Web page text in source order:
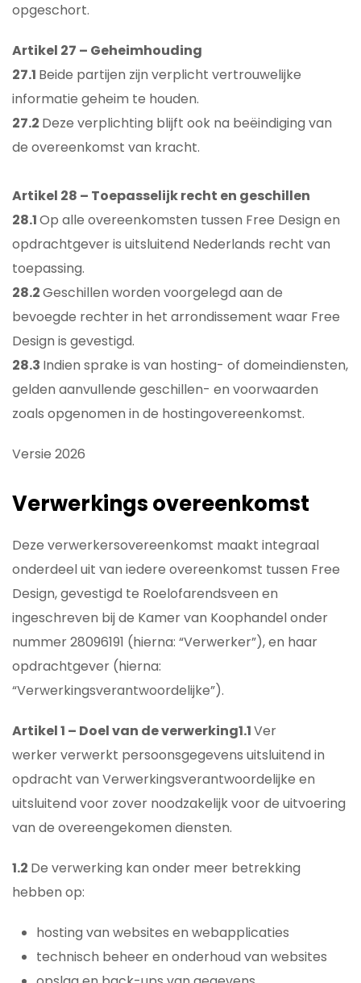
opgeschort.
Artikel 27 – Geheimhouding
27.1 Beide partijen zijn verplicht vertrouwelijke
informatie geheim te houden.
27.2 Deze verplichting blijft ook na beëindiging van
de overeenkomst van kracht.
Artikel 28 – Toepasselijk recht en geschillen
28.1Op alle overeenkomsten tussen Free Design en
opdrachtgever is uitsluitend Nederlands recht van
toepassing.
28.2Geschillen worden voorgelegd aan de
bevoegde rechter in het arrondissement waar Free
Design is gevestigd.
28.3 Indien sprake is van hosting- of domeindiensten,
gelden aanvullende geschillen- en voorwaarden
zoals opgenomen in de hostingovereenkomst.
Versie 2026
Verwerkings overeenkomst
Deze verwerkersovereenkomst maakt integraal
onderdeel uit van iedere overeenkomst tussen Free
Design, gevestigd te Roelofarendsveen en
ingeschreven bij de Kamer van Koophandel onder
nummer 28096191 (hierna: “Verwerker”), en haar
opdrachtgever (hierna:
“Verwerkingsverantwoordelijke”).
Artikel 1 – Doel van de verwerking1.1Ver
werker verwerkt persoonsgegevens uitsluitend in
opdracht van Verwerkingsverantwoordelijke en
uitsluitend voor zover noodzakelijk voor de uitvoering
van de overeengekomen diensten.
1.2 De verwerking kan onder meer betrekking
hebben op:
hosting van websites en webapplicaties
technisch beheer en onderhoud van websites